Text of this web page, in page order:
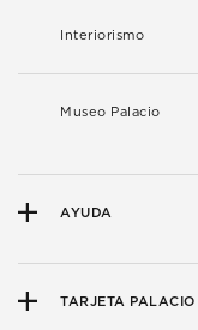
Interiorismo
Museo Palacio
AYUDA
TARJETA PALACIO